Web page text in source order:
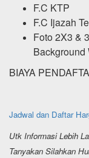
F.C KTP
F.C Ijazah
Foto 2X3 &
Background
BIAYA
Jadwal dan Daftar
Utk Informasi Lebih
Tanyakan Silahkan